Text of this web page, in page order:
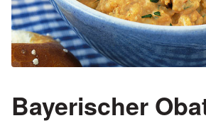
Bayerischer